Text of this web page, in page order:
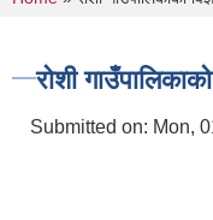
रोशी
Submitted on: Mon,